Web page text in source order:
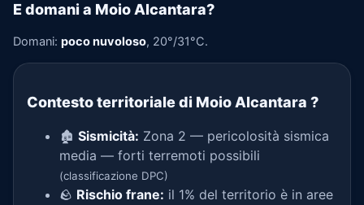
E domani a Moio Alcantara?
Domani: poco nuvoloso, 20°/31°C.
Contesto territoriale di Moio Alcantara ?
🏚️ Sismicità: Zona 2 — pericolosità sismica
media — forti terremoti possibili
(classificazione DPC)
🪨 Rischio frane: il 1% del territorio è in aree